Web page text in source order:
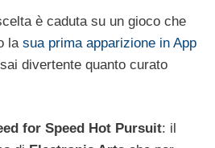
è caduta su un gioco che
lasua prima apparizione in App
divertente quanto curato
for Speed Hot Pursuit: il